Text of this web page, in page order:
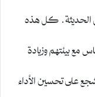
الحديثة. كل هذه
مع بيئتهم وزيادة
على تحسين الأداء